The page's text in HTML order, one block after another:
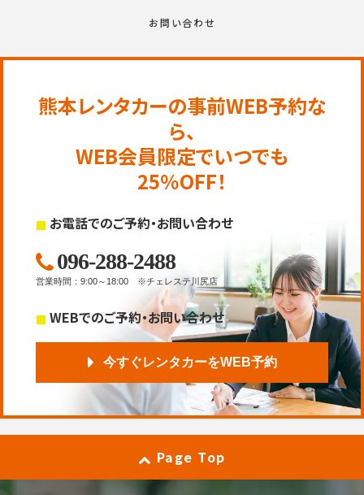
お問い合わせ
熊本レンタカーの事前WEB予約な
ら、
WEB会員限定でいつでも
25％OFF！
お電話でのご予約・お問い合わせ
096-288-2488
営業時間 ： 9:00～18:00 ※チェレステ川尻店
WEBでのご予約・お問い合わせ
今すぐレンタカーをWEB予約
Page Top